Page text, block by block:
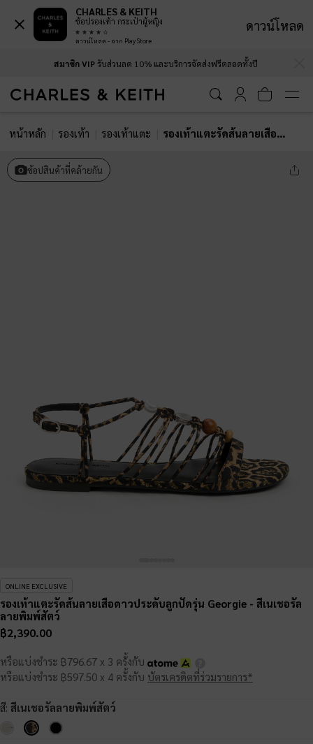
สมาชิก VIPรับส่วนลด 10% และบริการจัดส่งฟรีตลอดทั้งปี
หน้าหลัก รองเท้า รองเท้าแตะ รองเท้าแตะรัดส้นลายเสือดาวประดับลูกปัดรุ่น Georgie
ช้อปสินค้าที่คล้ายกัน
ONLINE EXCLUSIVE
รองเท้าแตะรัดส้นลายเสือดาวประดับลูกปัดรุ่น Georgie - สีเนเชอรัล
ลายพิมพ์สัตว์
฿2,390.00
หรือแบ่งชำระ ฿796.67 x 3 ครั้งกับ
หรือแบ่งชำระ ฿597.50 x 4 ครั้งกับ บัตรเครดิตที่ร่วมรายการ*
สี: สีเนเชอรัลลายพิมพ์สัตว์
CHARLES & KEITH
ช้อปรองเท้า กระเป๋าผู้หญิง
ดาวน์โหลด - จาก Play Store
ดาวน์โหลด